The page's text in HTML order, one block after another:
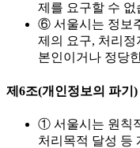
제를 요구할 수 없
⑥ 서울시는 정보
제의 요구, 처리
본인이거나 정당
제6조(개인정보의 파기)
① 서울시는 원칙
처리목적 달성 등